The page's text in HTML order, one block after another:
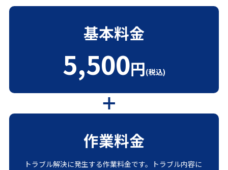
基本料金
5,500円(税込)
作業料金
トラブル解決に発生する作業料金です。トラブル内容に